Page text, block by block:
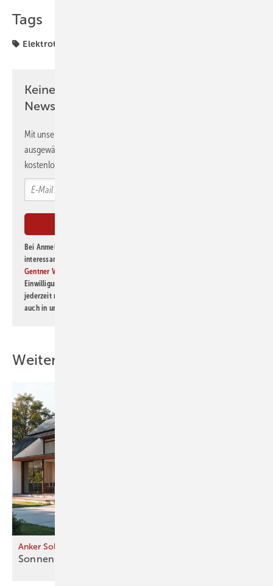
Tags
Elektrotechnik
Keine Zeit? Kein Problem mit dem GEB
Newsletter!
Mit unserem Newsletter erhalten Sie regelmäßig von uns
ausgewählte Informationen und Neuigkeiten, gebündelt und
kostenlos direkt ins Postfach.
Bei Anmeldung zu diesem Newsletter bin ich damit einverstanden, über
interessante Verlags- und Online-Angebote
Gentner Verlag GmbH & Co. KG
Einwilligung kann ich jederzeit widerrufen und eine Abmeldung ist
jederzeit möglich. Informationen zum Umgang mit Daten finden Sie
auch in unserer
Weitere Inhalte
Anker Solix
Sonnenbank